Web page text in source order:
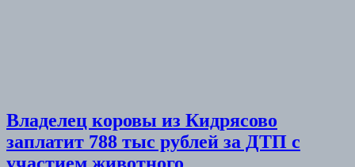
Владелец коровы из Кидрясово
заплатит 788 тыс рублей за ДТП с
участием животного